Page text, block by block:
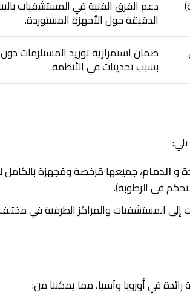
دعم الفرق الفنية في المستشفيات
الدقيقة حول الأجهزة المستوردة.
ضمان استمرارية توريد المستلزمات
بسبب تحديثات في الأنظمة.
والدمام، جميعها مُرخصة ومُجهزة
في الرطوبة).
المستشفيات والمراكز الطرفية في
في أوروبا وآسيا، مما يمكننا من: